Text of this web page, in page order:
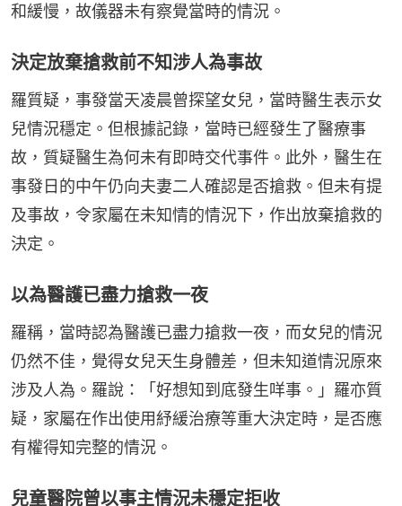
和緩慢，故儀器未有察覺當時的情況。
決定放棄搶救前不知涉人為事故
羅質疑，事發當天凌晨曾探望女兒，當時醫生表示女
兒情況穩定。但根據記錄，當時已經發生了醫療事
故，質疑醫生為何未有即時交代事件。此外，醫生在
事發日的中午仍向夫妻二人確認是否搶救。但未有提
及事故，令家屬在未知情的情況下，作出放棄搶救的
決定。
以為醫護已盡力搶救一夜
羅稱，當時認為醫護已盡力搶救一夜，而女兒的情況
仍然不佳，覺得女兒天生身體差，但未知道情況原來
涉及人為。羅說：「好想知到底發生咩事。」羅亦質
疑，家屬在作出使用紓緩治療等重大決定時，是否應
有權得知完整的情況。
兒童醫院曾以事主情況未穩定拒收